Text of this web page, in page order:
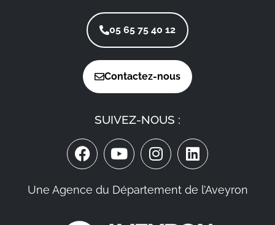
05 65 75 40 12
Contactez-nous
SUIVEZ-NOUS :
Une Agence du Département de l’Aveyron